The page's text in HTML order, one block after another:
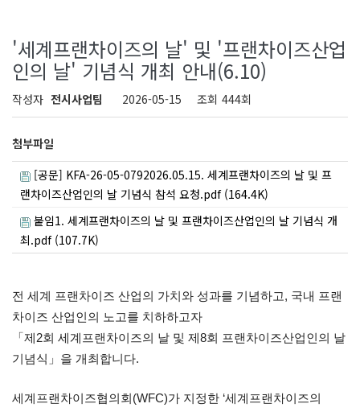
'세계프랜차이즈의 날' 및 '프랜차이즈산업
인의 날' 기념식 개최 안내(6.10)
작성자 전시사업팀 2026-05-15 조회 444회
첨부파일
[공문] KFA-26-05-0792026.05.15. 세계프랜차이즈의 날 및 프
랜차이즈산업인의 날 기념식 참석 요청.pdf (164.4K)
붙임1. 세계프랜차이즈의 날 및 프랜차이즈산업인의 날 기념식 개
최.pdf (107.7K)
전 세계 프랜차이즈 산업의 가치와 성과를 기념하고, 국내 프랜
차이즈 산업인의 노고를 치하하고자
「제2회 세계프랜차이즈의 날 및 제8회 프랜차이즈산업인의 날
기념식」을 개최합니다.
세계프랜차이즈협의회(WFC)가 지정한 ‘세계프랜차이즈의